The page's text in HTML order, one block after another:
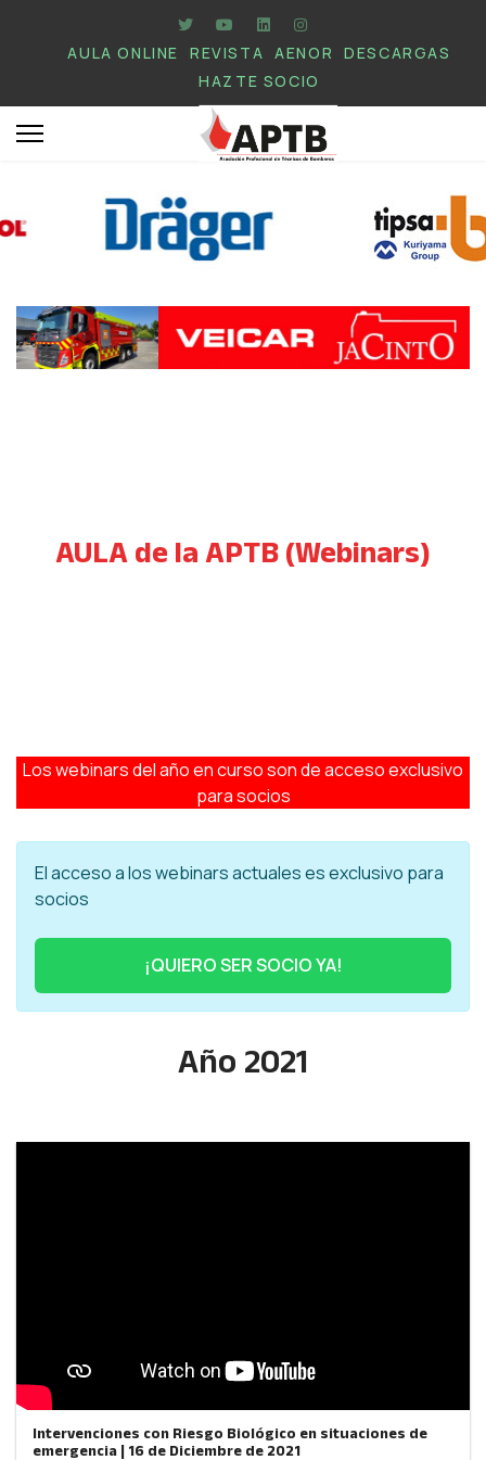
AULA ONLINE REVISTA AENOR
DESCARGAS
HAZTE SOCIO
AULA de la APTB (Webinars)
Los webinars del año en curso son de acceso exclusivo
para socios
El acceso a los webinars actuales es exclusivo para
socios
¡QUIERO SER SOCIO YA!
Año 2021
Intervenciones con Riesgo Biológico en situaciones de
emergencia | 16 de Diciembre de 2021